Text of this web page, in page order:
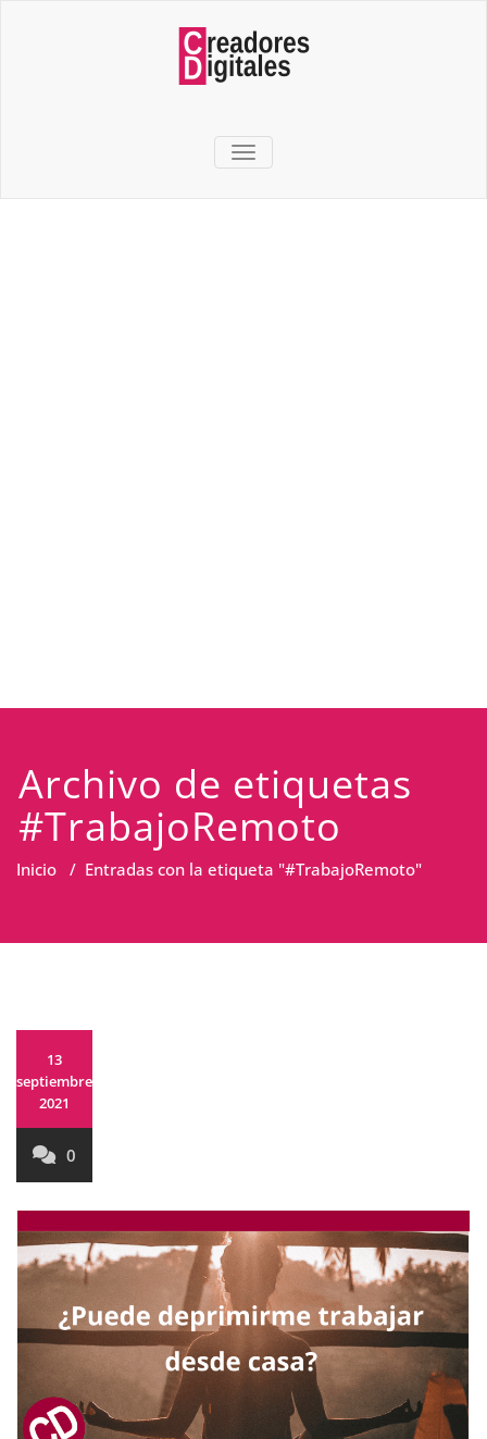
TOGGLE NAVIGATION
Archivo de etiquetas
#TrabajoRemoto
Inicio / Entradas con la etiqueta "#TrabajoRemoto"
13
septiembre,
2021
0